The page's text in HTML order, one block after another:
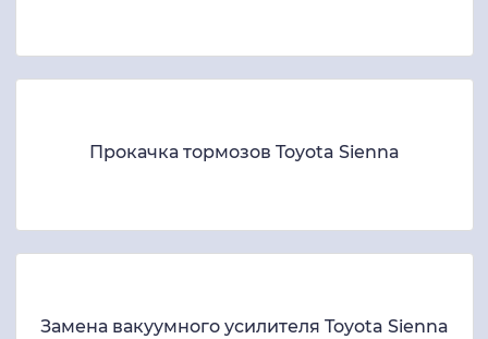
Прокачка тормозов Toyota Sienna
Замена вакуумного усилителя Toyota Sienna